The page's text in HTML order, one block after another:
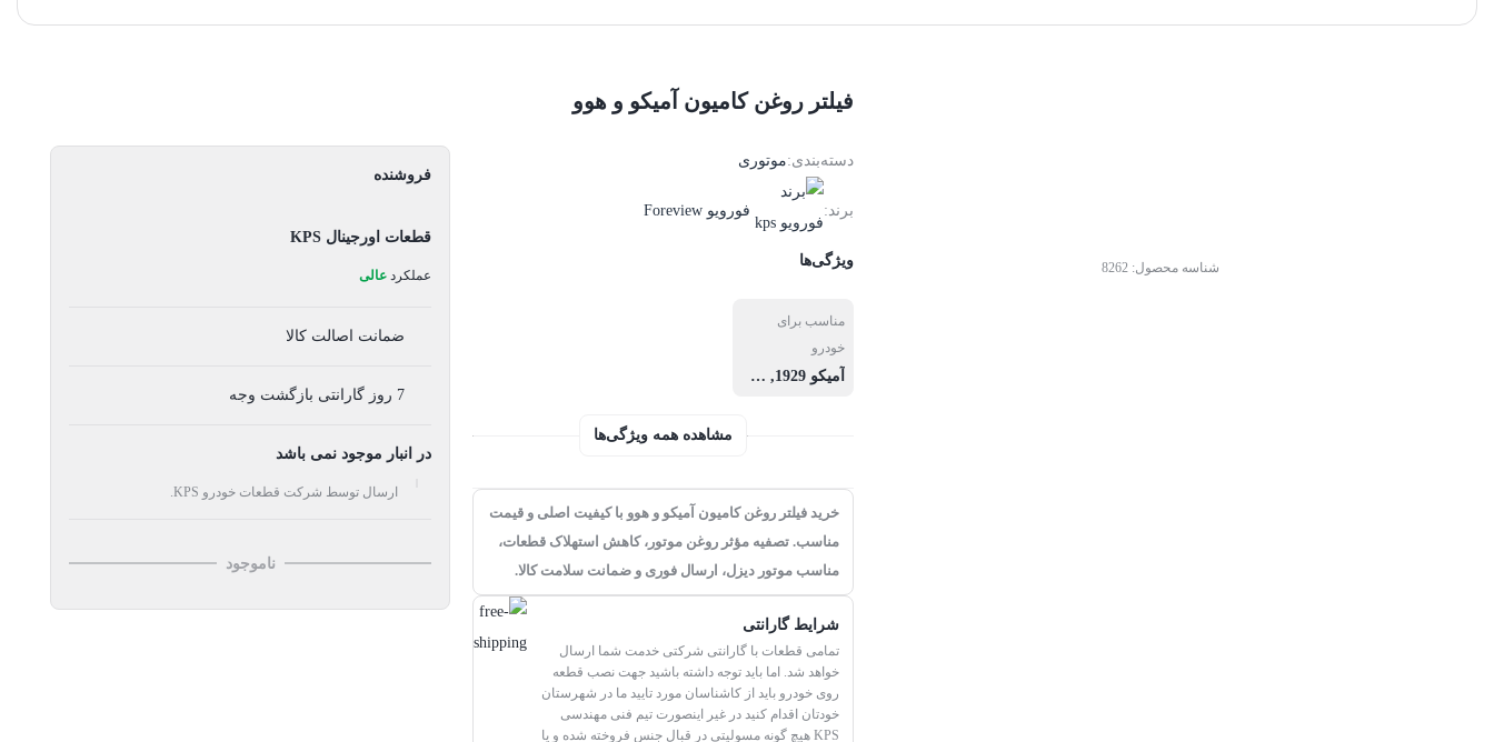
شناسه محصول:8262
فیلتر روغن کامیون آمیکو و هوو
موتوری
برند: فورویو Foreview
ویژگی‌ها
مناسب برای
خودرو
آمیکو 1929 , آمیکو 2631
مشاهده همه ویژگی‌ها
خرید فیلتر روغن کامیون آمیکو و هوو با کیفیت اصلی و قیمت
مناسب. تصفیه مؤثر روغن موتور، کاهش استهلاک قطعات،
مناسب موتور دیزل، ارسال فوری و ضمانت سلامت کالا.
شرایط گارانتی
تمامی قطعات با گارانتی شرکتی خدمت شما ارسال
خواهد شد. اما باید توجه داشته باشید جهت نصب قطعه
روی خودرو باید از کاشناسان مورد تایید ما در شهرستان
خودتان اقدام کنید در غیر اینصورت تیم فنی مهندسی
KPS هیچ گونه مسولیتی در قبال جنس فروخته شده و یا
فروشنده
قطعات اورجینال KPS
عملکرد عالی
ضمانت اصالت کالا
7 روز گارانتی بازگشت وجه
در انبار موجود نمی باشد
ارسال توسط شرکت قطعات خودرو KPS.
ناموجود